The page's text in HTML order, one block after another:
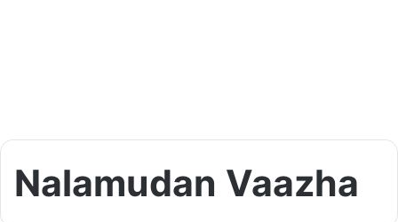
Nalamudan Vaazha